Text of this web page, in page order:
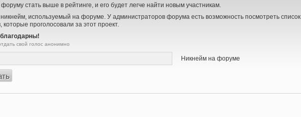
форуму стать выше в рейтинге, и его будет легче найти новым участникам.
используемый на форуме. У администраторов форума есть возможность посмотреть список
которые проголосовали за этот проект.
свой голос анонимно
Никнейм на форуме